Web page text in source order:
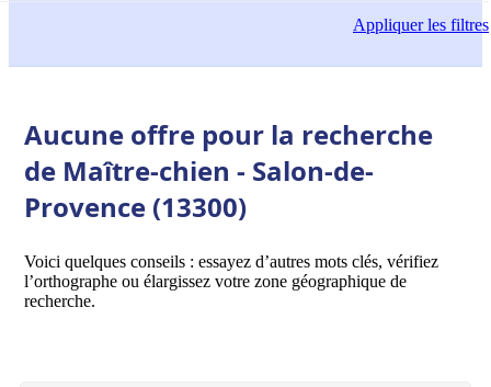
Appliquerles filtres
Aucune offre pour la recherche
de Maître-chien - Salon-de-
Provence (13300)
Voici quelques conseils : essayez d’autres mots clés, vérifiez
l’orthographe ou élargissez votre zone géographique de
recherche.